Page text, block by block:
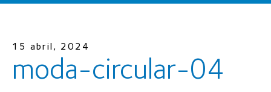
15 abril, 2024
moda-circular-04